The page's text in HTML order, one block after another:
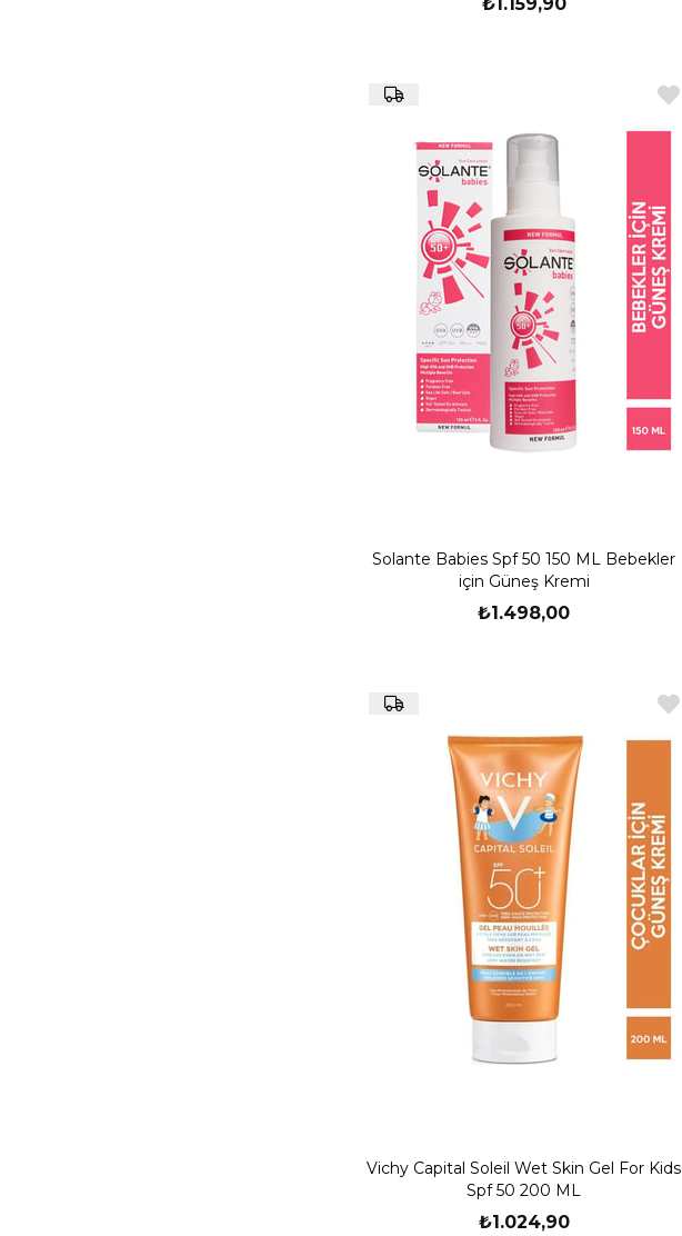
₺1.159,90
Solante Babies Spf 50 150 ML Bebekler
için Güneş Kremi
₺1.498,00
Vichy Capital Soleil Wet Skin Gel For Kids
Spf 50 200 ML
₺1.024,90